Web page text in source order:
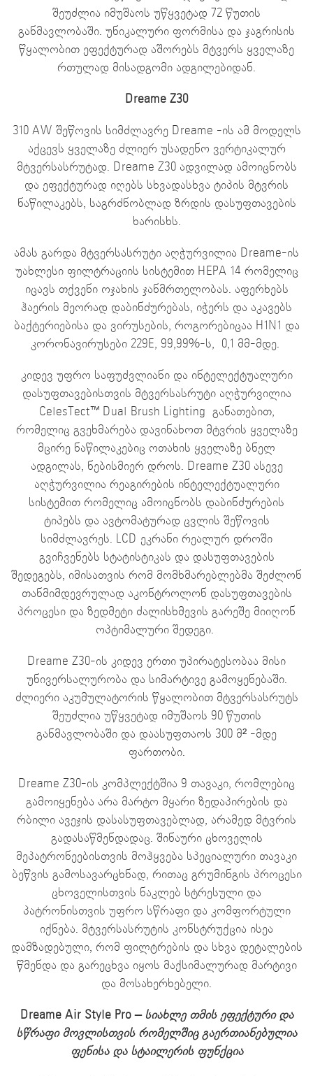
შეუძლია იმუშაოს უწყვეტად 72 წუთის
განმავლობაში. უნიკალური ფორმისა და ჯაგრისის
წყალობით ეფექტურად აშორებს მტვერს ყველაზე
რთულად მისადგომი ადგილებიდან.
Dreame Z30
310 AW შეწოვის სიმძლავრე Dreame -ის ამ მოდელს
აქცევს ყველაზე ძლიერ უსადენო ვერტიკალურ
მტვერსასრუტად. Dreame Z30 ადვილად ამოიცნობს
და ეფექტურად იღებს სხვადასხვა ტიპის მტვრის
ნაწილაკებს, საგრძნობლად ზრდის დასუფთავების
ხარისხს.
ამას გარდა მტვერსასრუტი აღჭურვილია Dreame-ის
უახლესი ფილტრაციის სისტემით HEPA 14 რომელიც
იცავს თქვენი ოჯახის ჯანმრთელობას. აფერხებს
ჰაერის მეორად დაბინძურებას, იჭერს და აკავებს
ბაქტერიებისა და ვირუსების, როგორებიცაა H1N1 და
კორონავირუსები 229E, 99,99%-ს,
0,1 მმ-მდე.
კიდევ უფრო საფუძვლიანი და ინტელექტუალური
დასუფთავებისთვის მტვერსასრუტი აღჭურვილია
CelesTect™ Dual Brush Lighting განათებით,
რომელიც გვეხმარება დავინახოთ მტვრის ყველაზე
მცირე ნაწილაკებიც ოთახის ყველაზე ბნელ
ადგილას, ნებისმიერ დროს. Dreame Z30 ასევე
აღჭურვილია რეაგირების ინტელექტუალური
სისტემით რომელიც ამოიცნობს დაბინძურების
ტიპებს და ავტომატურად ცვლის შეწოვის
სიმძლავრეს. LCD ეკრანი რეალურ დროში
გვიჩვენებს სტატისტიკას და დასუფთავების
შედეგებს, იმისათვის რომ მომხმარებლებმა შეძლონ
თანმიმდევრულად აკონტროლონ დასუფთავების
პროცესი და ზედმეტი ძალისხმევის გარეშე მიიღონ
ოპტიმალური შედეგი.
Dreame Z30-ის კიდევ ერთი უპირატესობაა მისი
უნივერსალურობა და სიმარტივე გამოყენებაში.
ძლიერი აკუმულატორის წყალობით მტვერსასრუტს
შეუძლია უწყვეტად იმუშაოს 90 წუთის
განმავლობაში და დაასუფთაოს 300 მ² -მდე
ფართობი.
Dreame Z30-ის კომპლექტშია 9 თავაკი, რომლებიც
გამოიყენება არა მარტო მყარი ზედაპირების და
რბილი ავეჯის დასასუფთავებლად, არამედ მტვრის
გადასაწმენდადაც. შინაური ცხოველის
მეპატრონეებისთვის მოჰყვება სპეციალური თავაკი
ბეწვის გამოსავარცხნად, რითაც გრუმინგის პროცესი
ცხოველისთვის ნაკლებ სტრესული და
პატრონისთვის უფრო სწრაფი და კომფორტული
იქნება. მტვერსასრუტის კონსტრუქცია ისეა
დამზადებული, რომ ფილტრების და სხვა დეტალების
წმენდა და გარეცხვა იყოს მაქსიმალურად მარტივი
და მოსახერხებელი.
Dreame Air Style Pro –სიახლე თმის ეფექტური და
სწრაფი მოვლისთვის რომელშიც გაერთიანებულია
ფენისა და სტაილერის ფუნქცია